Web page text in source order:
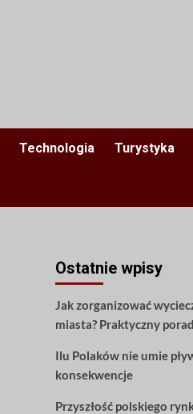
Technologia Turystyka
Ostatnie wpisy
Jak zorganizować
miasta? Praktyczny
Ilu Polaków nie umie
konsekwencje
Przyszłość polskiego